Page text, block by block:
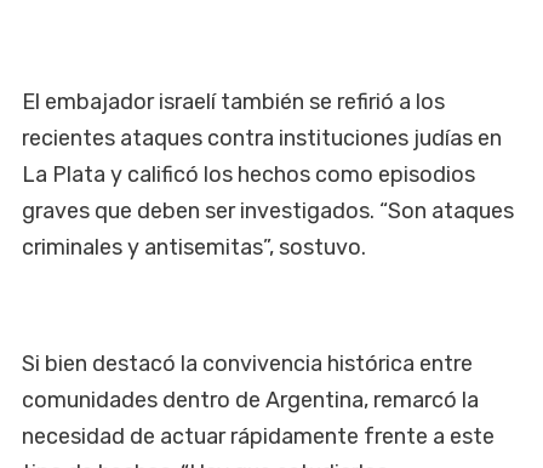
El embajador israelí también se refirió a los
recientes ataques contra instituciones judías en
La Plata y calificó los hechos como episodios
graves que deben ser investigados. “Son ataques
criminales y antisemitas”, sostuvo.
Si bien destacó la convivencia histórica entre
comunidades dentro de Argentina, remarcó la
necesidad de actuar rápidamente frente a este